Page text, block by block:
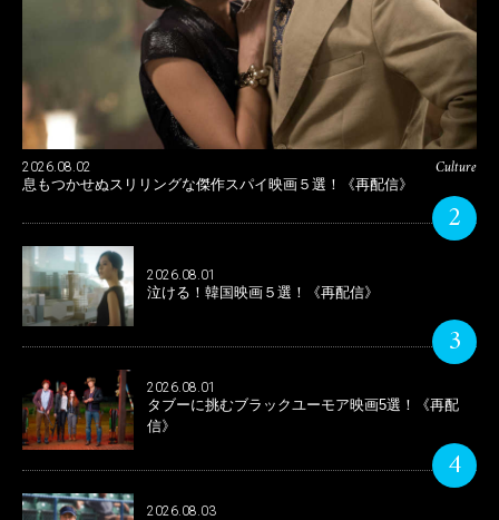
Culture
2026.08.02
息もつかせぬスリリングな傑作スパイ映画５選！《再配信》
2
2026.08.01
泣ける！韓国映画５選！《再配信》
3
2026.08.01
タブーに挑むブラックユーモア映画5選！《再配
信》
4
2026.08.03